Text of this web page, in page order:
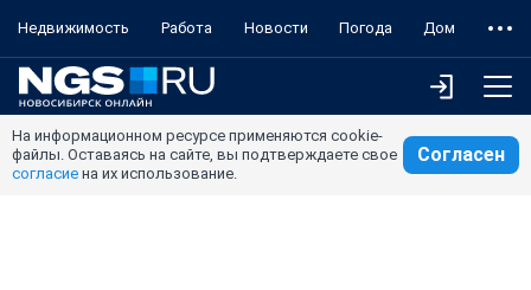
Недвижимость Работа Новости Погода Дом
На информационном ресурсе применяются cookie-
файлы. Оставаясь на сайте, вы подтверждаете свое
согласие на их использование.
Согласен